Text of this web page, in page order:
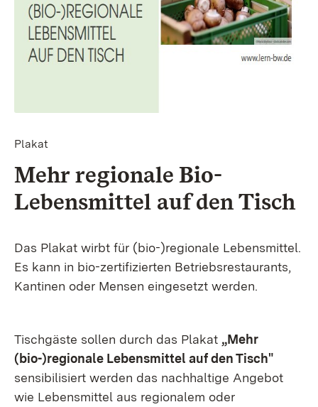
Plakat
Mehr regionale Bio-
Lebensmittel auf den Tisch
Das Plakat wirbt für (bio-)regionale Lebensmittel.
Es kann in bio-zertifizierten Betriebsrestaurants,
Kantinen oder Mensen eingesetzt werden.
Tischgäste sollen durch das Plakat „Mehr
(bio-)regionale Lebensmittel auf den Tisch"
sensibilisiert werden das nachhaltige Angebot
wie Lebensmittel aus regionalem oder